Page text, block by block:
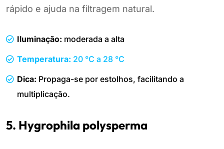
rápido e ajuda na filtragem natural.
Iluminação: moderada a alta
Temperatura: 20 °C a 28 °C
Dica: Propaga-se por estolhos, facilitando a
multiplicação.
5. Hygrophila polysperma